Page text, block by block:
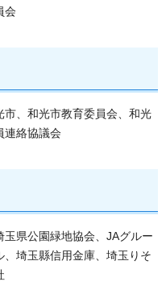
会
、和光市教育委員会、和光
連絡協議会
県公園緑地協会、JAグルー
埼玉縣信用金庫、埼玉りそ